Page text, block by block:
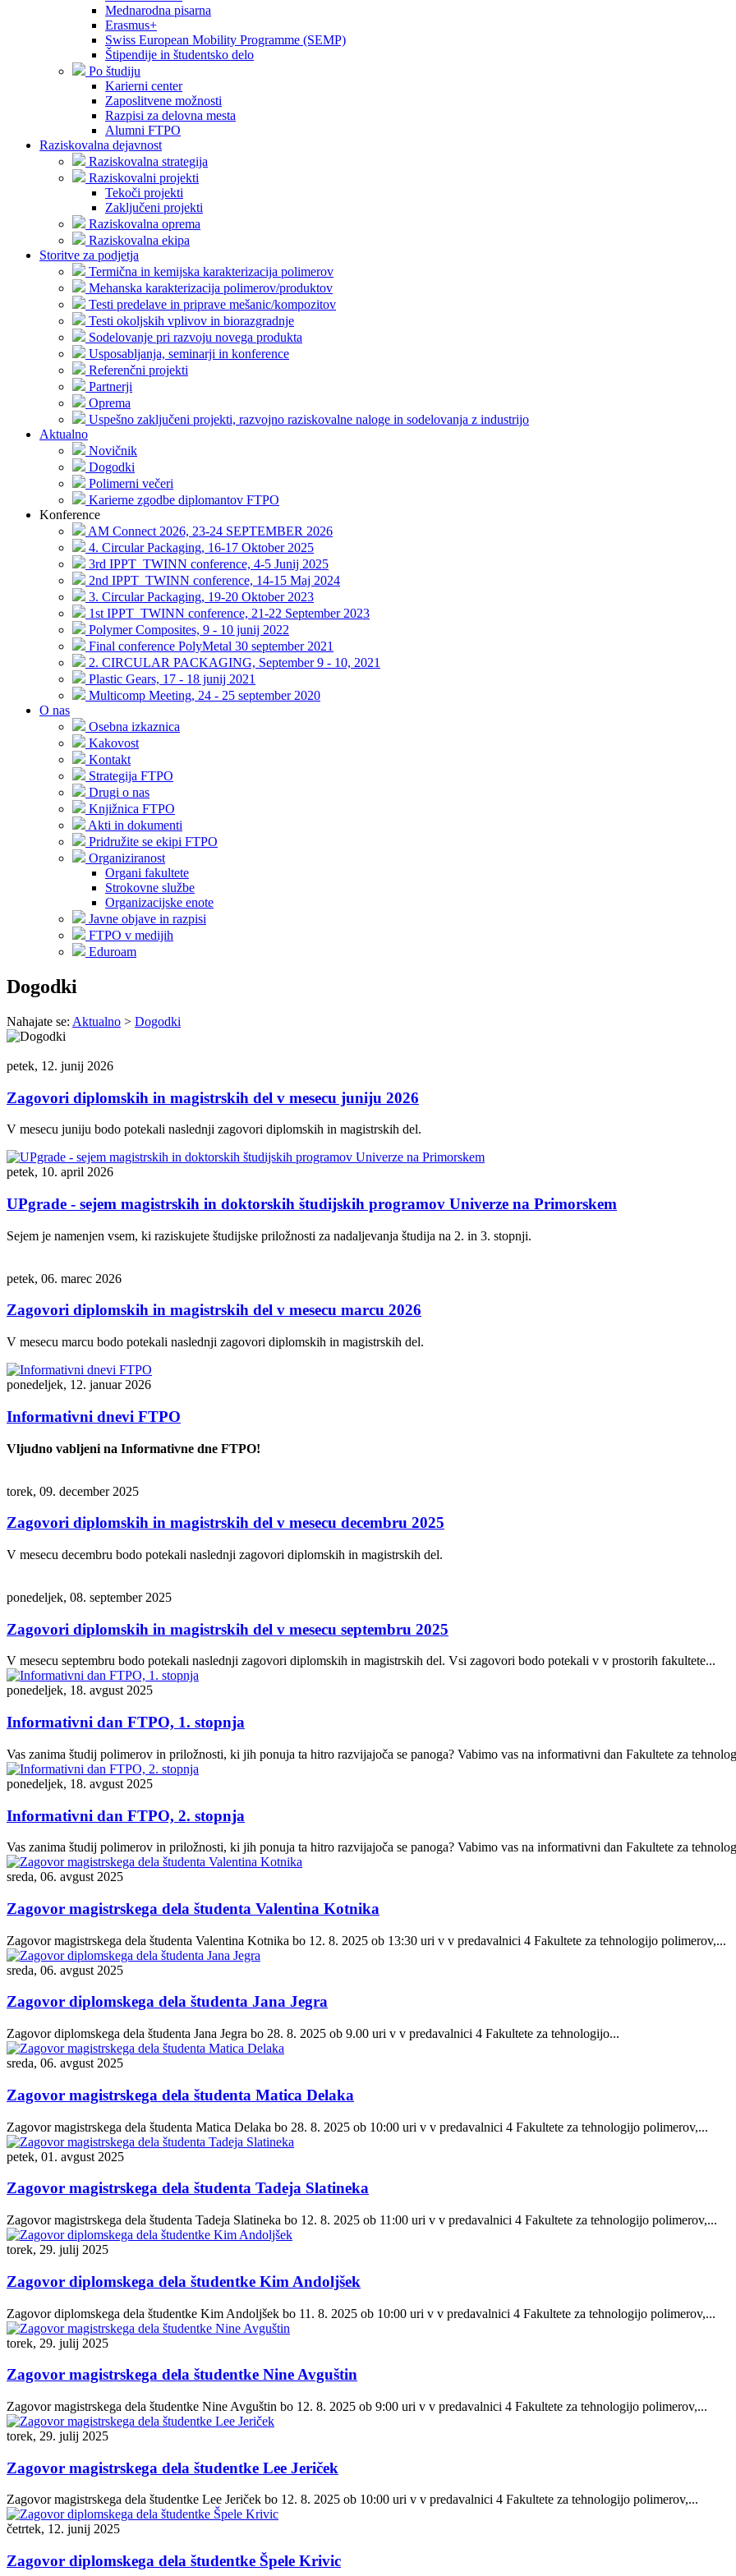
Mednarodna pisarna
Erasmus+
Swiss European Mobility Programme (SEMP)
Štipendije in študentsko delo
Po študiju
Karierni center
Zaposlitvene možnosti
Razpisi za delovna mesta
Alumni FTPO
Raziskovalna dejavnost
Raziskovalna strategija
Raziskovalni projekti
Tekoči projekti
Zaključeni projekti
Raziskovalna oprema
Raziskovalna ekipa
Storitve za podjetja
Termična in kemijska karakterizacija polimerov
Mehanska karakterizacija polimerov/produktov
Testi predelave in priprave mešanic/kompozitov
Testi okoljskih vplivov in biorazgradnje
Sodelovanje pri razvoju novega produkta
Usposabljanja, seminarji in konference
Referenčni projekti
Partnerji
Oprema
Uspešno zaključeni projekti, razvojno raziskovalne naloge in sodelovanja z industrijo
Aktualno
Novičnik
Dogodki
Polimerni večeri
Karierne zgodbe diplomantov FTPO
Konference
AM Connect 2026, 23-24 SEPTEMBER 2026
4. Circular Packaging, 16-17 Oktober 2025
3rd IPPT_TWINN conference, 4-5 Junij 2025
2nd IPPT_TWINN conference, 14-15 Maj 2024
3. Circular Packaging, 19-20 Oktober 2023
1st IPPT_TWINN conference, 21-22 September 2023
Polymer Composites, 9 - 10 junij 2022
Final conference PolyMetal 30 september 2021
2. CIRCULAR PACKAGING, September 9 - 10, 2021
Plastic Gears, 17 - 18 junij 2021
Multicomp Meeting, 24 - 25 september 2020
O nas
Osebna izkaznica
Kakovost
Kontakt
Strategija FTPO
Drugi o nas
Knjižnica FTPO
Akti in dokumenti
Pridružite se ekipi FTPO
Organiziranost
Organi fakultete
Strokovne službe
Organizacijske enote
Javne objave in razpisi
FTPO v medijih
Eduroam
Dogodki
Nahajate se: Aktualno > Dogodki
petek, 12. junij 2026
Zagovori diplomskih in magistrskih del v mesecu juniju 2026
V mesecu juniju bodo potekali naslednji zagovori diplomskih in magistrskih del.
petek, 10. april 2026
UPgrade - sejem magistrskih in doktorskih študijskih programov Univerze na Primorskem
Sejem je namenjen vsem, ki raziskujete študijske priložnosti za nadaljevanja študija na 2. in 3. stopnji.
petek, 06. marec 2026
Zagovori diplomskih in magistrskih del v mesecu marcu 2026
V mesecu marcu bodo potekali naslednji zagovori diplomskih in magistrskih del.
ponedeljek, 12. januar 2026
Informativni dnevi FTPO
Vljudno vabljeni na Informativne dne FTPO!
torek, 09. december 2025
Zagovori diplomskih in magistrskih del v mesecu decembru 2025
V mesecu decembru bodo potekali naslednji zagovori diplomskih in magistrskih del.
ponedeljek, 08. september 2025
Zagovori diplomskih in magistrskih del v mesecu septembru 2025
V mesecu septembru bodo potekali naslednji zagovori diplomskih in magistrskih del. Vsi zagovori bodo potekali v v prostorih fakultete...
ponedeljek, 18. avgust 2025
Informativni dan FTPO, 1. stopnja
Vas zanima študij polimerov in priložnosti, ki jih ponuja ta hitro razvijajoča se panoga? Vabimo vas na informativni dan Fakultete za
ponedeljek, 18. avgust 2025
Informativni dan FTPO, 2. stopnja
Vas zanima študij polimerov in priložnosti, ki jih ponuja ta hitro razvijajoča se panoga? Vabimo vas na informativni dan Fakultete za
sreda, 06. avgust 2025
Zagovor magistrskega dela študenta Valentina Kotnika
Zagovor magistrskega dela študenta Valentina Kotnika bo 12. 8. 2025 ob 13:30 uri v v predavalnici 4 Fakultete za tehnologijo polimerov,...
sreda, 06. avgust 2025
Zagovor diplomskega dela študenta Jana Jegra
Zagovor diplomskega dela študenta Jana Jegra bo 28. 8. 2025 ob 9.00 uri v v predavalnici 4 Fakultete za tehnologijo...
sreda, 06. avgust 2025
Zagovor magistrskega dela študenta Matica Delaka
Zagovor magistrskega dela študenta Matica Delaka bo 28. 8. 2025 ob 10:00 uri v v predavalnici 4 Fakultete za tehnologijo polimerov,...
petek, 01. avgust 2025
Zagovor magistrskega dela študenta Tadeja Slatineka
Zagovor magistrskega dela študenta Tadeja Slatineka bo 12. 8. 2025 ob 11:00 uri v v predavalnici 4 Fakultete za tehnologijo polimerov,...
torek, 29. julij 2025
Zagovor diplomskega dela študentke Kim Andoljšek
Zagovor diplomskega dela študentke Kim Andoljšek bo 11. 8. 2025 ob 10:00 uri v v predavalnici 4 Fakultete za tehnologijo polimerov,...
torek, 29. julij 2025
Zagovor magistrskega dela študentke Nine Avguštin
Zagovor magistrskega dela študentke Nine Avguštin bo 12. 8. 2025 ob 9:00 uri v v predavalnici 4 Fakultete za tehnologijo polimerov,...
torek, 29. julij 2025
Zagovor magistrskega dela študentke Lee Jeriček
Zagovor magistrskega dela študentke Lee Jeriček bo 12. 8. 2025 ob 10:00 uri v v predavalnici 4 Fakultete za tehnologijo polimerov,...
četrtek, 12. junij 2025
Zagovor diplomskega dela študentke Špele Krivic